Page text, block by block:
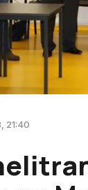
21:40